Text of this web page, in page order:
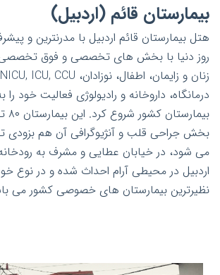
بیمارستان قائم (اردبیل)
هتل بیمارستان قائم اردبیل با مدرنترین و
روز دنیا با بخش های تخصصی و فوق تخصصی
درمانگاه، داروخانه و رادیولوژی فعالیت خود
بخش جراحی قلب و آنژیوگرافی آن هم بزودی
می شود، در خیابان عطایی و مشرف به
اردبیل در محیطی آرام احداث شده و در نوع
نظیرترین بیمارستان های خصوصی کشور می